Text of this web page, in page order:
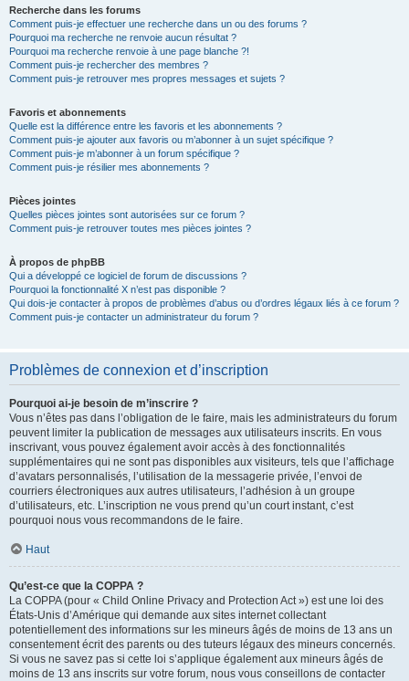
Recherche dans les forums
Comment puis-je effectuer une recherche dans un ou des forums ?
Pourquoi ma recherche ne renvoie aucun résultat ?
Pourquoi ma recherche renvoie à une page blanche ?!
Comment puis-je rechercher des membres ?
Comment puis-je retrouver mes propres messages et sujets ?
Favoris et abonnements
Quelle est la différence entre les favoris et les abonnements ?
Comment puis-je ajouter aux favoris ou m’abonner à un sujet spécifique ?
Comment puis-je m’abonner à un forum spécifique ?
Comment puis-je résilier mes abonnements ?
Pièces jointes
Quelles pièces jointes sont autorisées sur ce forum ?
Comment puis-je retrouver toutes mes pièces jointes ?
À propos de phpBB
Qui a développé ce logiciel de forum de discussions ?
Pourquoi la fonctionnalité X n’est pas disponible ?
Qui dois-je contacter à propos de problèmes d’abus ou d’ordres légaux liés à ce forum ?
Comment puis-je contacter un administrateur du forum ?
Problèmes de connexion et d’inscription
Pourquoi ai-je besoin de m’inscrire ?
Vous n’êtes pas dans l’obligation de le faire, mais les administrateurs du forum
peuvent limiter la publication de messages aux utilisateurs inscrits. En vous
inscrivant, vous pouvez également avoir accès à des fonctionnalités
supplémentaires qui ne sont pas disponibles aux visiteurs, tels que l’affichage
d’avatars personnalisés, l’utilisation de la messagerie privée, l’envoi de
courriers électroniques aux autres utilisateurs, l’adhésion à un groupe
d’utilisateurs, etc. L’inscription ne vous prend qu’un court instant, c’est
pourquoi nous vous recommandons de le faire.
Haut
Qu’est-ce que la COPPA ?
La COPPA (pour « Child Online Privacy and Protection Act ») est une loi des
États-Unis d’Amérique qui demande aux sites internet collectant
potentiellement des informations sur les mineurs âgés de moins de 13 ans un
consentement écrit des parents ou des tuteurs légaux des mineurs concernés.
Si vous ne savez pas si cette loi s’applique également aux mineurs âgés de
moins de 13 ans inscrits sur votre forum, nous vous conseillons de contacter